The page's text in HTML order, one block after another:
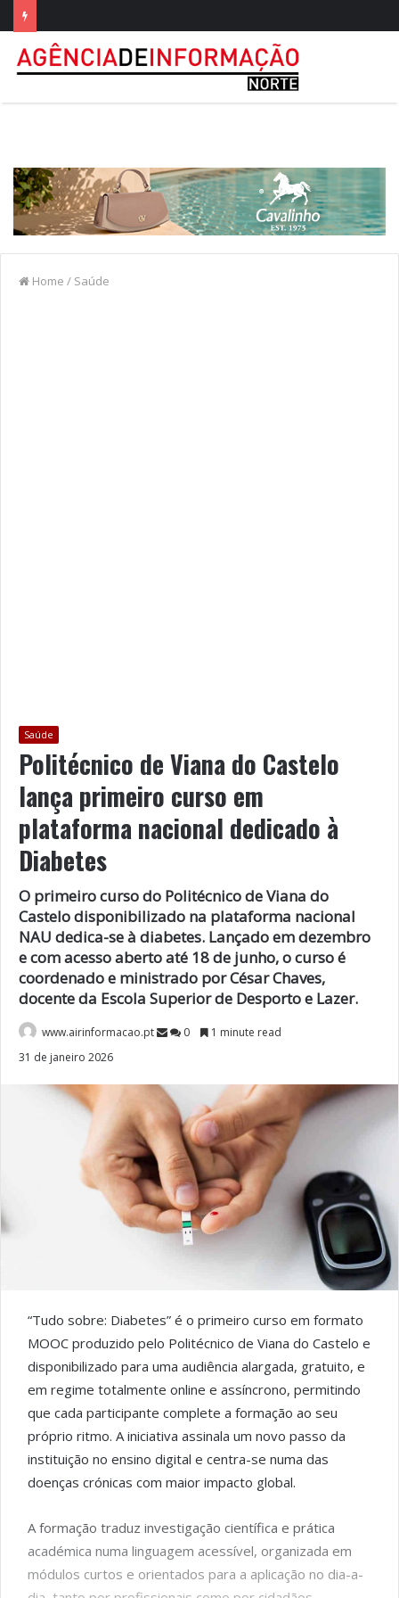
Home / Saúde
Saúde
Politécnico de Viana do Castelo
lança primeiro curso em
plataforma nacional dedicado à
Diabetes
O primeiro curso do Politécnico de Viana do
Castelo disponibilizado na plataforma nacional
NAU dedica-se à diabetes. Lançado em dezembro
e com acesso aberto até 18 de junho, o curso é
coordenado e ministrado por César Chaves,
docente da Escola Superior de Desporto e Lazer.
www.airinformacao.pt 0
1 minute read
31 de janeiro 2026
“Tudo sobre: Diabetes” é o primeiro curso em formato
MOOC produzido pelo Politécnico de Viana do Castelo e
disponibilizado para uma audiência alargada, gratuito, e
em regime totalmente online e assíncrono, permitindo
que cada participante complete a formação ao seu
próprio ritmo. A iniciativa assinala um novo passo da
instituição no ensino digital e centra-se numa das
doenças crónicas com maior impacto global.
A formação traduz investigação científica e prática
académica numa linguagem acessível, organizada em
módulos curtos e orientados para a aplicação no dia-a-